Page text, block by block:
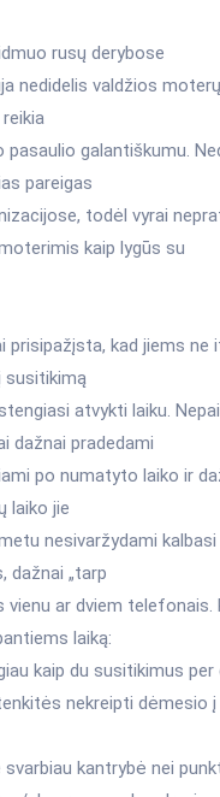
rusų derybose
nedidelis valdžios
pasaulio galantiškumu.
pareigas
todėl vyrai
kaip lygūs su
prisipažįsta, kad jiems ne
susitikimą
atvykti laiku.
dažnai pradedami
po numatyto laiko ir
laiko jie
nesivaržydami
dažnai „tarp
vienu ar dviem telefonais.
laiką:
kaip du susitikimus per
nekreipti dėmesio
svarbiau kantrybė nei